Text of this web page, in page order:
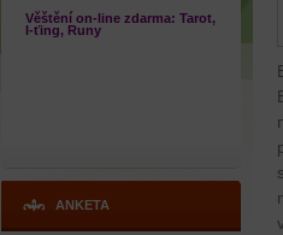
Věštění on-line zdarma: Tarot,
I-ťing, Runy
ANKETA